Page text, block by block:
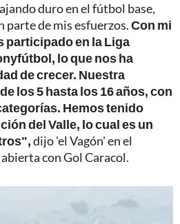
duro en el fútbol base,
parte de mis esfuerzos.Con mi
participado en la Liga
lo que nos ha
de crecer. Nuestra
los 5 hasta los 16 años, con
Hemos tenido
del Valle, lo cual es un
dijo 'el Vagón' en el
con Gol Caracol.